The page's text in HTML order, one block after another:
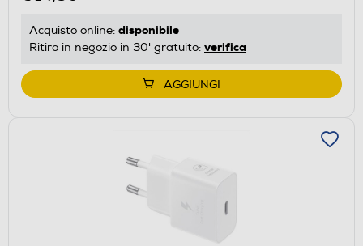
Acquisto online: disponibile
Ritiro in negozio in 30' gratuito: verifica
AGGIUNGI